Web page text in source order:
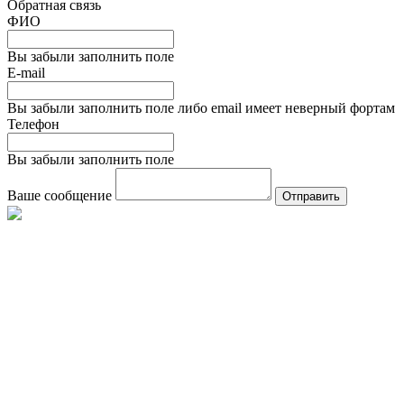
Обратная связь
ФИО
Вы забыли заполнить поле
E-mail
Вы забыли заполнить поле либо email имеет неверный фортам
Телефон
Вы забыли заполнить поле
Ваше сообщение Отправить